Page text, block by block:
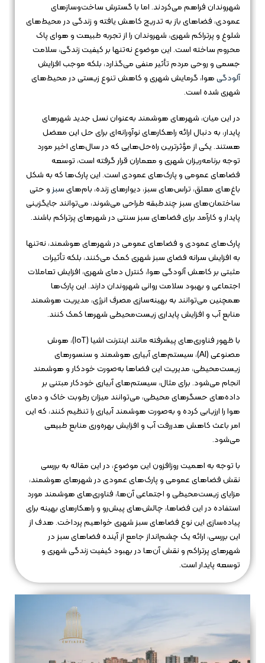
شهروندان فراهم می‌کردند. اما با گسترش ساخت‌وسازهای
عمودی، فضاهای باز به تدریج کاهش یافته و زندگی در محیط‌های
شلوغ و پرتراکم شهری، شهروندان را از تجربه طبیعت و هوای پاک
محروم ساخته است. این موضوع نه‌تنها بر کیفیت زندگی، سلامت
جسمی و روحی مردم تأثیر منفی می‌گذارد، بلکه موجب افزایش
آلودگیهوا، گرمایش شهری و کاهش تنوع زیستی در محیط‌های
شهری شده است.
در این میان، شهرهای هوشمند به‌عنوان نسل جدید شهرهای
پایدار، به دنبال ارائه راهکارهای نوآورانه‌ای برای حل این معضل
هستند. یکی از مؤثرترین راه‌حل‌هایی که در سال‌های اخیر مورد
توجه برنامه‌ریزان شهری و معماران قرار گرفته است، توسعه
فضاهای عمومی و پارک‌های عمودی است. این پارک‌ها که به شکل
باغ‌های معلق، تراس‌های سبز، دیوارهای زنده، بام‌هایسبز و حتی
ساختمان‌های سبز چندطبقه طراحی می‌شوند، می‌توانند جایگزینی
پایدار و کارآمد برای فضاهای سبز سنتی در شهرهای پرتراکم باشند.
پارک‌های عمودی و فضاهای عمومی در شهرهای هوشمند، نه‌تنها
به افزایش سرانه فضای سبز شهری کمک می‌کنند، بلکه تأثیرات
مثبتی بر کاهش آلودگی هوا، کنترل دمای شهری، افزایش تعاملات
اجتماعی و بهبود سلامت روانی شهروندان دارند. این پارک‌ها
همچنین می‌توانند به بهینه‌سازی مصرف انرژی، مدیریت هوشمند
منابع آب و افزایش پایداری زیست‌محیطی شهرها کمک کنند.
با ظهور فناوری‌های پیشرفته مانند اینترنت اشیا (IoT)، هوش
مصنوعی (AI)، سیستم‌های آبیاری هوشمند و سنسورهای
زیست‌محیطی، مدیریت این فضاها به‌صورت خودکار و هوشمند
انجام می‌شود. برای مثال، سیستم‌های آبیاری خودکار مبتنی بر
داده‌های حسگرهای محیطی، می‌توانند میزان رطوبت خاک و دمای
هوا را ارزیابی کرده و به‌صورت هوشمند آبیاری را تنظیم کنند، که این
امر باعث کاهش هدررفت آب و افزایش بهره‌وری منابع طبیعی
می‌شود.
با توجه به اهمیت روزافزون این موضوع، در این مقاله به بررسی
نقش فضاهای عمومی و پارک‌های عمودی در شهرهای هوشمند،
مزایای زیست‌محیطی و اجتماعی آن‌ها، فناوری‌های هوشمند مورد
استفاده در این فضاها، چالش‌های پیش‌رو و راهکارهای بهینه برای
پیاده‌سازی این نوع فضاهای سبز شهری خواهیم پرداخت. هدف از
این بررسی، ارائه یک چشم‌انداز جامع از آینده فضاهای سبز در
شهرهای پرتراکم و نقش آن‌ها در بهبود کیفیت زندگی شهری و
توسعه پایدار است.